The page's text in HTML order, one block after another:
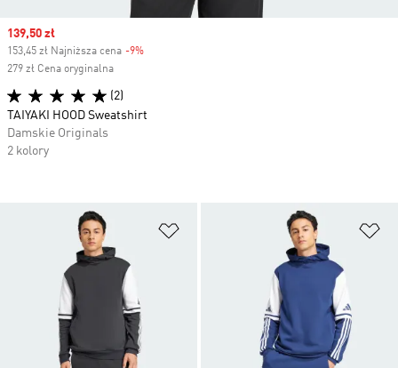
Dodaj do listy życzeń
Sale price
139,50 zł
153,45 zł Najniższa cena -9%
279 zł Cena oryginalna
(2)
TAIYAKI HOOD Sweatshirt
Damskie Originals
2 kolory